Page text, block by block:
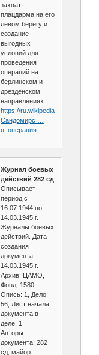
захват
плацдарма на его
левом берегу и
создание
выгодных
условий для
проведения
операций на
берлинском и
дрезденском
направлениях.
https://ru.wikipedia.org/wiki/
Сандомирс …
я_операция
Журнал боевых
действий 282 сд
Описывает
период с
16.07.1944 по
14.03.1945 г.
Журналы боевых
действий. Дата
создания
документа:
14.03.1945 г.
Архив: ЦАМО,
Фонд: 1580,
Опись: 1, Дело:
56, Лист начала
документа в
деле: 1
Авторы
документа: 282
сд, майор